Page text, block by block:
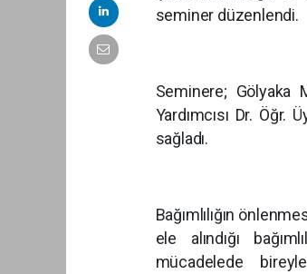
seminer düzenlendi.
Seminere; Gölyaka
Yardımcısı Dr.
sağladı.
Bağımlılığın
ele alındığı
mücadelede